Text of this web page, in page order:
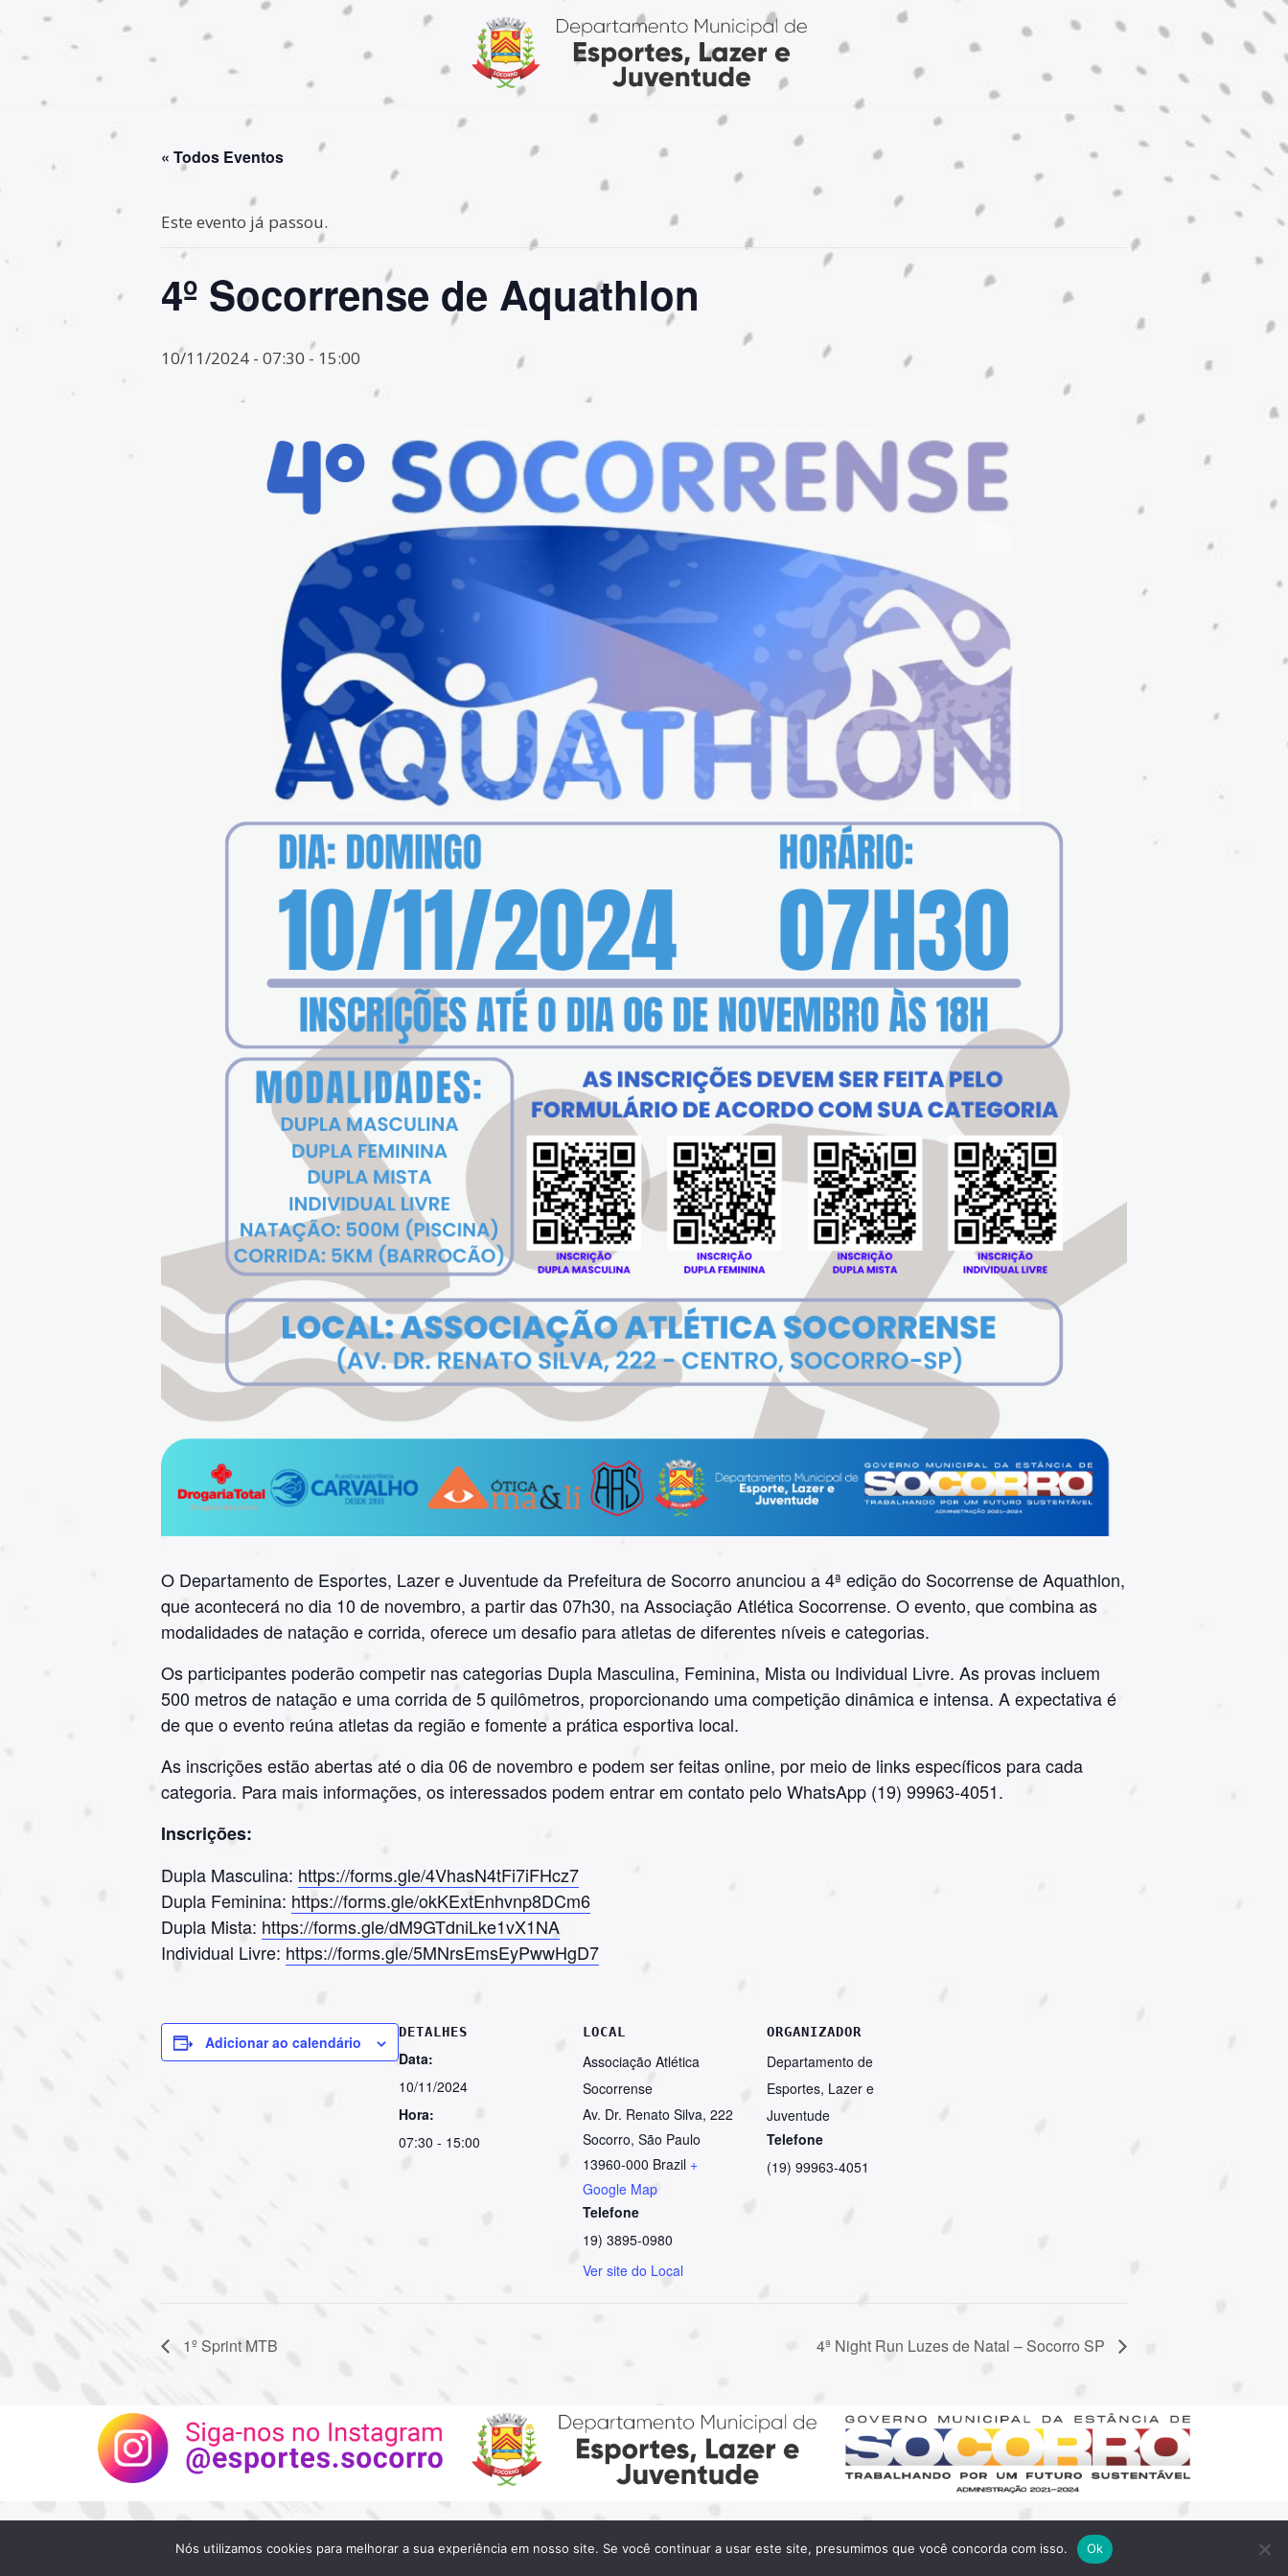
Pular
« Todos Eventos
Este evento já passou.
4º Socorrense de Aquathlon
10/11/2024 - 07:30 - 15:00
O Departamento de Esportes, Lazer e Juventude da Prefeitura de Socorro anunciou a 4ª edição do Socorrense de Aquathlon,
que acontecerá no dia 10 de novembro, a partir das 07h30, na Associação Atlética Socorrense. O evento, que combina as
modalidades de natação e corrida, oferece um desafio para atletas de diferentes níveis e categorias.
Os participantes poderão competir nas categorias Dupla Masculina, Feminina, Mista ou Individual Livre. As provas incluem
500 metros de natação e uma corrida de 5 quilômetros, proporcionando uma competição dinâmica e intensa. A expectativa é
de que o evento reúna atletas da região e fomente a prática esportiva local.
As inscrições estão abertas até o dia 06 de novembro e podem ser feitas online, por meio de links específicos para cada
categoria. Para mais informações, os interessados podem entrar em contato pelo WhatsApp (19) 99963-4051.
Inscrições:
Dupla Masculina: https://forms.gle/4VhasN4tFi7iFHcz7
Dupla Feminina: https://forms.gle/okKExtEnhvnp8DCm6
Dupla Mista: https://forms.gle/dM9GTdniLke1vX1NA
Individual Livre: https://forms.gle/5MNrsEmsEyPwwHgD7
Adicionar ao calendário
DETALHES
Data:
10/11/2024
Hora:
07:30 - 15:00
LOCAL
Associação Atlética
Socorrense
Av. Dr. Renato Silva, 222
Socorro, São Paulo
13960-000 Brazil +
Google Map
Telefone
19) 3895-0980
Ver site do Local
ORGANIZADOR
Departamento de
Esportes, Lazer e
Juventude
Telefone
(19) 99963-4051
1º Sprint MTB 4ª Night Run Luzes de Natal – Socorro SP
Site criado pela Assessoria de Comunicação e
Tecnologia da Prefeitura de Socorro/SP
Nós utilizamos cookies para melhorar a sua experiência em nosso site. Se você continuar a usar este site, presumimos que você concorda com isso. Ok